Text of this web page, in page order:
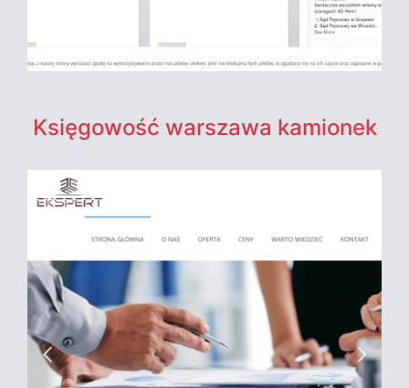
Księgowość warszawa kamionek